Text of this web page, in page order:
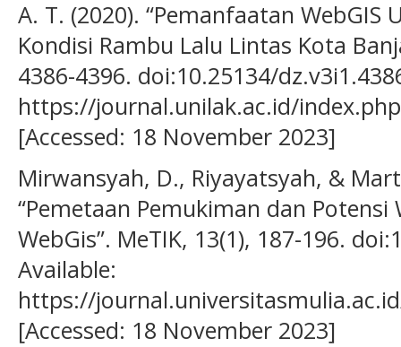
A. T. (2020). “Pemanfaatan WebGIS
Kondisi Rambu Lalu Lintas Kota
4386-4396. doi:10.25134/
https://journal.unilak.ac.id/
[Accessed: 18 November 2023]
Mirwansyah, D., Riyayatsyah, &
“Pemetaan Pemukiman dan Potensi
WebGis”. MeTIK, 13(1), 187-196.
Available:
https://
[Accessed: 18 November 2023]